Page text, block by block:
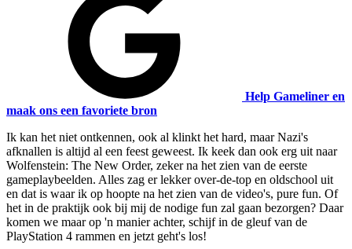
Help Gameliner en
maak ons een favoriete bron
Ik kan het niet ontkennen, ook al klinkt het hard, maar Nazi's
afknallen is altijd al een feest geweest. Ik keek dan ook erg uit naar
Wolfenstein: The New Order, zeker na het zien van de eerste
gameplaybeelden. Alles zag er lekker over-de-top en oldschool uit
en dat is waar ik op hoopte na het zien van de video's, pure fun. Of
het in de praktijk ook bij mij de nodige fun zal gaan bezorgen? Daar
komen we maar op 'n manier achter, schijf in de gleuf van de
PlayStation 4 rammen en jetzt geht's los!